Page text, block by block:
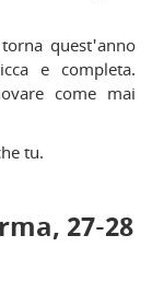
quest'anno
e completa.
come mai
tu.
27-28